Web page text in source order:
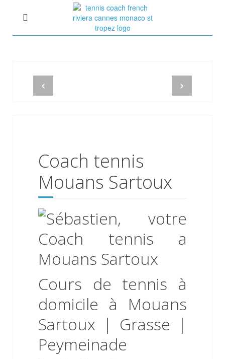
Tennis Coach Côte d'Azur
Cours de Tennis à domicile
Sébastien Huck ex-15
›
‹
Coach tennis
Mouans Sartoux
Cours de tennis à
domicile à Mouans
Sartoux | Grasse |
Peymeinade